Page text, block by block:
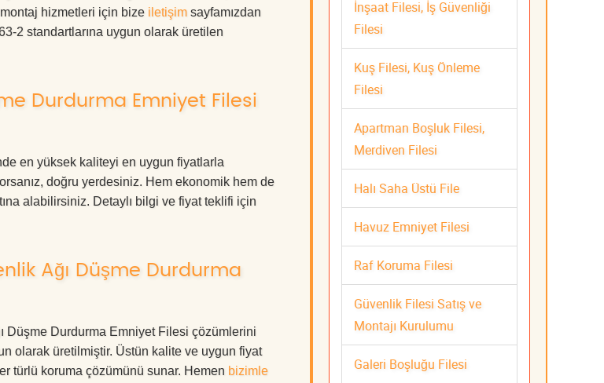
hizmetleri için bize iletişim sayfamızdan
2 standartlarına uygun olarak üretilen
Durdurma Emniyet Filesi
en yüksek kaliteyi en uygun fiyatlarla
doğru yerdesiniz. Hem ekonomik hem de
alabilirsiniz. Detaylı bilgi ve fiyat teklifi için
Ağı Düşme Durdurma
Düşme Durdurma Emniyet Filesi çözümlerini
olarak üretilmiştir. Üstün kalite ve uygun fiyat
türlü koruma çözümünü sunar. Hemen bizimle
İnşaat Filesi, İş Güvenliği
Filesi
Kuş Filesi, Kuş Önleme
Filesi
Apartman Boşluk Filesi,
Merdiven Filesi
Halı Saha Üstü File
Havuz Emniyet Filesi
Raf Koruma Filesi
Güvenlik Filesi Satış ve
Montajı Kurulumu
Galeri Boşluğu Filesi